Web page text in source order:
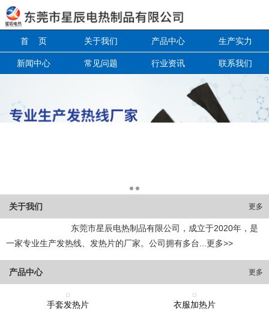
首 页 关于我们 产品中心 生产实力
新闻中心 常见问题 行业资讯 联系我们
更多
关于我们
东莞市星辰电热制品有限公司，成立于2020年，是
一家专业生产发热线、发热片的厂家。公司拥有多台...更多>>
更多
产品中心
手套发热片 衣服加热片
信息搜索
搜索